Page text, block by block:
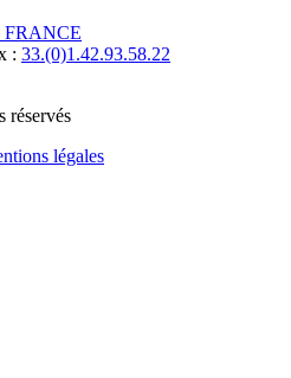
FRANCE
: 33.(0)1.42.93.58.22
réservés
légales